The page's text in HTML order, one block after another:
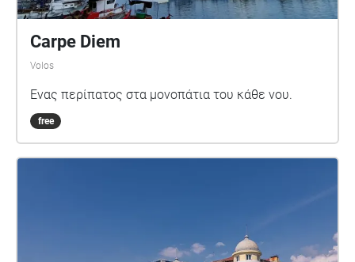
Carpe Diem
Volos
Ένας περίπατος στα μονοπάτια του κάθε νου.
free